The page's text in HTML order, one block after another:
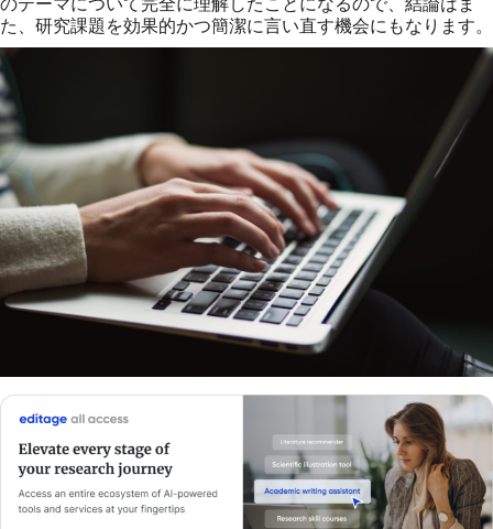
た、研究課題を効果的かつ簡潔に言い直す機会にもなります。